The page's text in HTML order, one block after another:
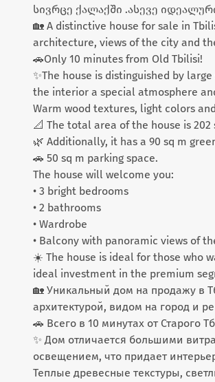
სივრცე ქალაქში .ასევე
🏡 A distinctive house for sale in
architecture, views of the city and
🚗Only 10 minutes from Old Tbilisi!
✨The house is distinguished by
the interior a special atmosphere
Warm wood textures, light colors
📐 The total area of ​​​​the house is
🌿 Additionally, it has a 90 sq m
🚗 50 sq m parking space.
The house will welcome you:
• 3 bright bedrooms
• 2 bathrooms
• Wardrobe
• Balcony with panoramic views of
☀️ The house is ideal for those who
ideal investment in the premium
🏡 Уникальный дом на продажу в
архитектурой, видом на город и
🚗 Всего в 10 минутах от Старого
✨ Дом отличается большими
освещением, что придает
Теплые древесные текстуры,